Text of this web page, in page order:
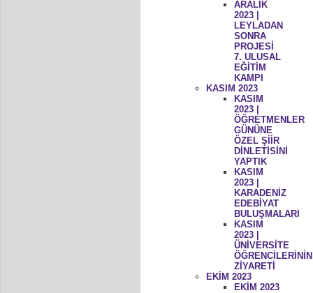
ARALIK
2023 |
LEYLADAN
SONRA
PROJESİ
7. ULUSAL
EĞİTİM
KAMPI
KASIM 2023
KASIM
2023 |
ÖĞRETMENLER
GÜNÜNE
ÖZEL ŞİİR
DİNLETİSİNİ
YAPTIK
KASIM
2023 |
KARADENİZ
EDEBİYAT
BULUŞMALARI
KASIM
2023 |
ÜNİVERSİTE
ÖĞRENCİLERİNİN
ZİYARETİ
EKİM 2023
EKİM 2023